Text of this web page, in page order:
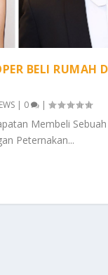
BELI RUMAH
| 0 |
Membeli
Peternakan...